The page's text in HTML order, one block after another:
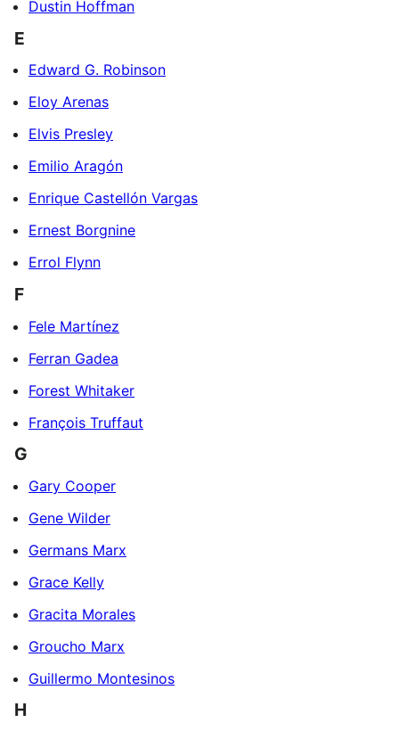
Dustin Hoffman
E
Edward G. Robinson
Eloy Arenas
Elvis Presley
Emilio Aragón
Enrique Castellón Vargas
Ernest Borgnine
Errol Flynn
F
Fele Martínez
Ferran Gadea
Forest Whitaker
François Truffaut
G
Gary Cooper
Gene Wilder
Germans Marx
Grace Kelly
Gracita Morales
Groucho Marx
Guillermo Montesinos
H